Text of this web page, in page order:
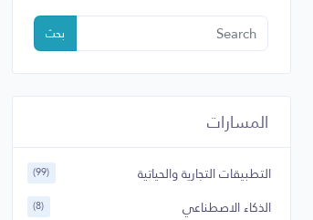
بحث
المسارات
التطبيقات التجارية والحياتية (99)
الذكاء الاصطناعي (8)